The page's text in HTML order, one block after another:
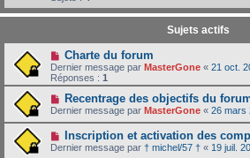
Sujets actifs
Charte du forum
Dernier message par MasterGone « 21 oct.
Réponses : 1
Recentrage des objectifs du
Dernier message par MasterGone « 26 mars
Inscription et activation des
Dernier message par † michel/57 † « 19 juil.